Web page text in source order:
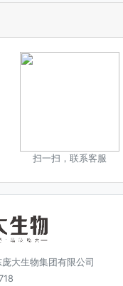
扫一扫，联系客服
大生物集团有限公司